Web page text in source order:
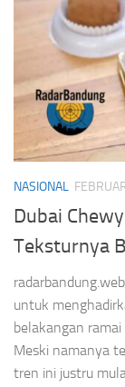
NASIONAL
Dubai
Teksturnya
untuk
belakangan
Meski namanya
tren ini justru